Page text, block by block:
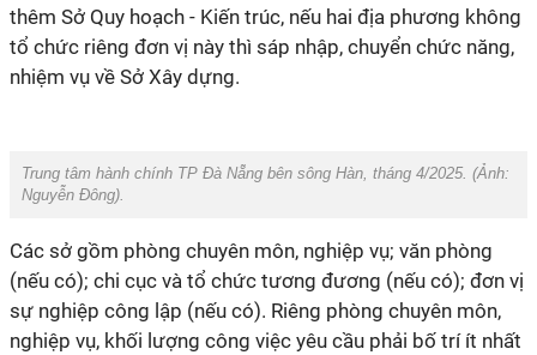
thêm Sở Quy hoạch - Kiến trúc, nếu hai địa phương không
tổ chức riêng đơn vị này thì sáp nhập, chuyển chức năng,
nhiệm vụ về Sở Xây dựng.
Trung tâm hành chính TP Đà Nẵng bên sông Hàn, tháng 4/2025. (Ảnh:
Nguyễn Đông).
Các sở gồm phòng chuyên môn, nghiệp vụ; văn phòng
(nếu có); chi cục và tổ chức tương đương (nếu có); đơn vị
sự nghiệp công lập (nếu có). Riêng phòng chuyên môn,
nghiệp vụ, khối lượng công việc yêu cầu phải bố trí ít nhất